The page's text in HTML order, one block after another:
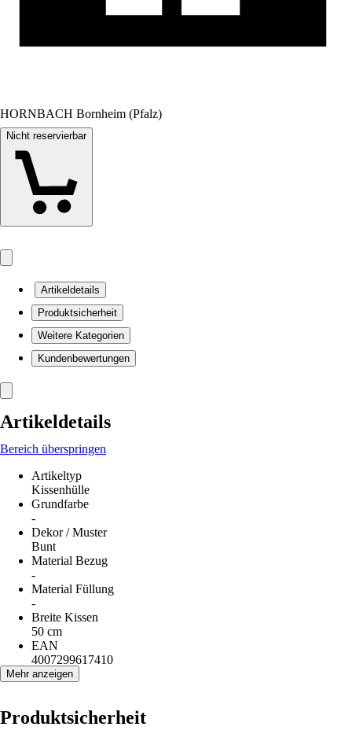
HORNBACH Bornheim (Pfalz)
Nicht reservierbar
Artikeldetails
Produktsicherheit
Weitere Kategorien
Kundenbewertungen
Artikeldetails
Bereich überspringen
Artikeltyp
Kissenhülle
Grundfarbe
-
Dekor / Muster
Bunt
Material Bezug
-
Material Füllung
-
Breite Kissen
50 cm
EAN
4007299617410
Mehr anzeigen
Produktsicherheit